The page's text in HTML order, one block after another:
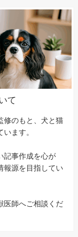
て
修のもと、犬と猫
ます。
記事作成を心が
報源を目指してい
医師へご相談くだ